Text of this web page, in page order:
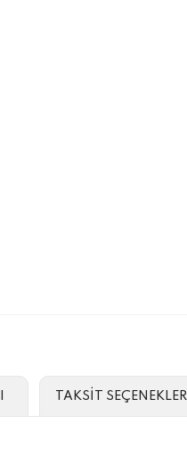
TAKSİT SEÇENEKLERİ